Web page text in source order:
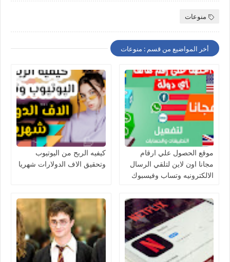
منوعات
أخر المواضيع من قسم : منوعات
موقع الحصول علي ارقام
مجانا اون لاين لتلقي الرسال
الالكترونيه وتساب وفيسبوك
كيفيه الربح من اليوتيوب
وتحقيق الاف الدولارات شهريا